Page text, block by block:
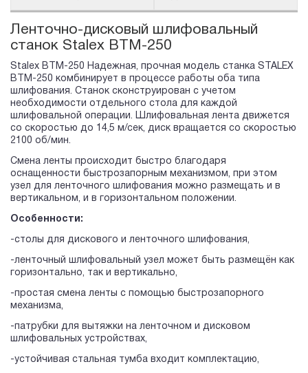
Ленточно-дисковый шлифовальный
станок Stalex BTM-250
Stalex BTM-250 Надежная, прочная модель станка STALEX
BTM-250 комбинирует в процессе работы оба типа
шлифования. Станок сконструирован с учетом
необходимости отдельного стола для каждой
шлифовальной операции. Шлифовальная лента движется
со скоростью до 14,5 м/сек, диск вращается со скоростью
2100 об/мин.
Смена ленты происходит быстро благодаря
оснащенности быстрозапорным механизмом, при этом
узел для ленточного шлифования можно размещать и в
вертикальном, и в горизонтальном положении.
Особенности:
-столы для дискового и ленточного шлифования,
-ленточный шлифовальный узел может быть размещён как
горизонтально, так и вертикально,
-простая смена ленты с помощью быстрозапорного
механизма,
-патрубки для вытяжки на ленточном и дисковом
шлифовальных устройствах,
-устойчивая стальная тумба входит комплектацию,